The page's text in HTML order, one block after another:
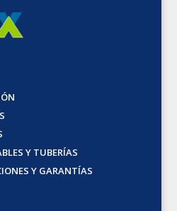
Y TUBERÍAS
Y GARANTÍAS